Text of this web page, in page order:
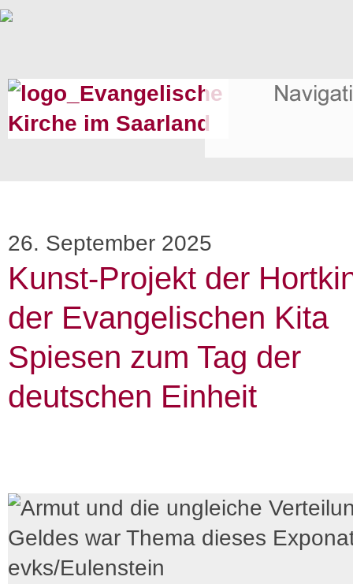
26. September 2025
Kunst-Projekt der
der Evangelischen Kita
Spiesen zum Tag der
deutschen Einheit